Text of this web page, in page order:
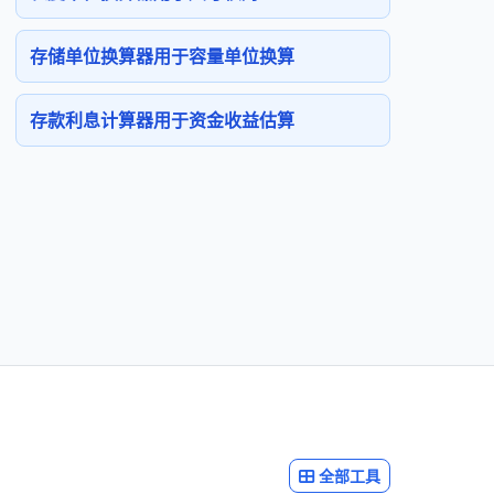
存储单位换算器用于容量单位换算
存款利息计算器用于资金收益估算
全部工具